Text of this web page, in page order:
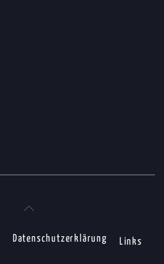
Datenschutzerklärung Links